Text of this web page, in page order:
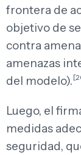
frontera de
objetivo de
contra
amenazas
del modelo).
Luego, el
medidas
seguridad,